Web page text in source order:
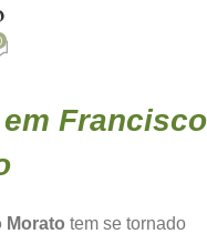
Francisco
Morato tem se tornado